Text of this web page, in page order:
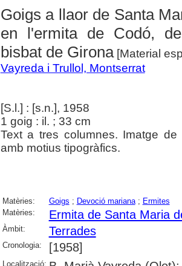
Goigs a llaor de Santa
en l'ermita de Codó,
bisbat de Girona[Material
Vayreda i Trullol, Montserrat
[S.l.] : [s.n.], 1958
1 goig : il. ; 33 cm
Text a tres columnes. Imatge
amb motius tipogràfics.
Matèries: Goigs ; Devoció mariana; Ermites
Matèries:
Ermita de Santa Maria
Àmbit: Terrades
Cronologia: [1958]
Localització: